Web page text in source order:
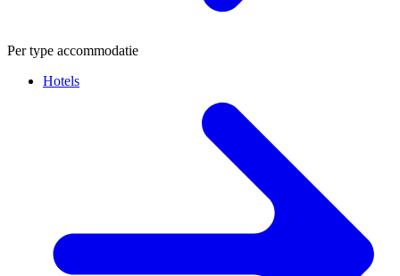
Per type accommodatie
Hotels